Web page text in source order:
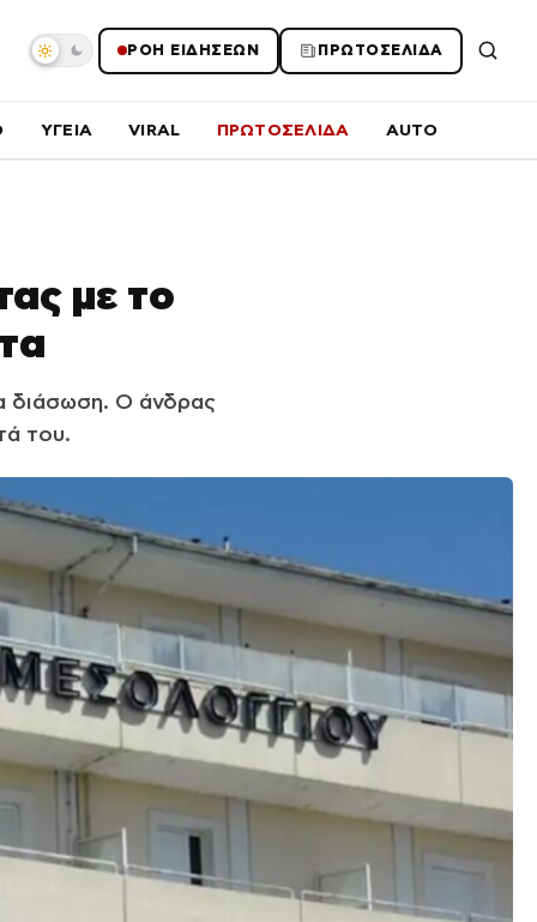
ΡΟΗ ΕΙΔΗΣΕΩΝ ΠΡΩΤΟΣΕΛΙΔΑ
ΥΓΕΙΑ VIRAL ΠΡΩΤΟΣΕΛΙΔΑ AUTO
με το
διάσωση. Ο άνδρας
του.